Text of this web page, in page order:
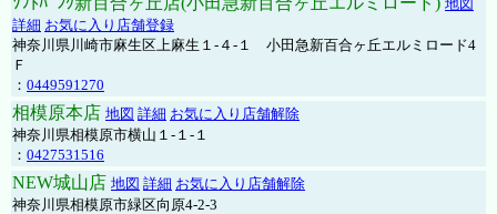
地図
詳細 お気に入り店舗登録
神奈川県川崎市麻生区上麻生１-４-１ 小田急新百合ヶ丘エルミロード4
Ｆ
： 0449591270
相模原本店 地図 詳細 お気に入り店舗解除
神奈川県相模原市横山１-１-１
： 0427531516
NEW城山店 地図 詳細 お気に入り店舗解除
神奈川県相模原市緑区向原4-2-3